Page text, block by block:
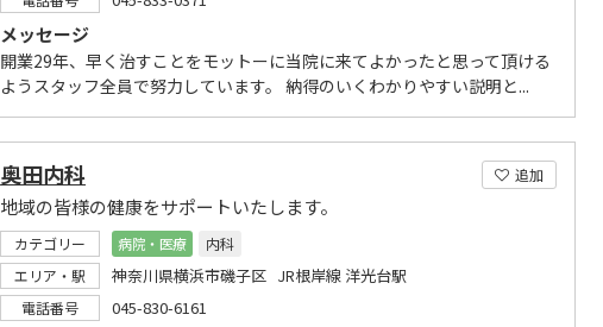
メッセージ
開業29年、早く治すことをモットーに当院に来てよかったと思って頂ける
ようスタッフ全員で努力しています。 納得のいくわかりやすい説明と...
追加
奥田内科
地域の皆様の健康をサポートいたします。
カテゴリー 病院・医療
内科
エリア・駅
神奈川県横浜市磯子区 JR根岸線 洋光台駅
電話番号 045-830-6161